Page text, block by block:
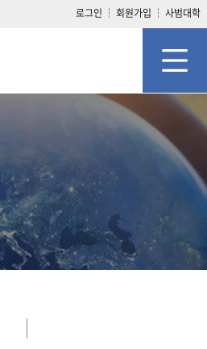
로그인 회원가입 사범대학